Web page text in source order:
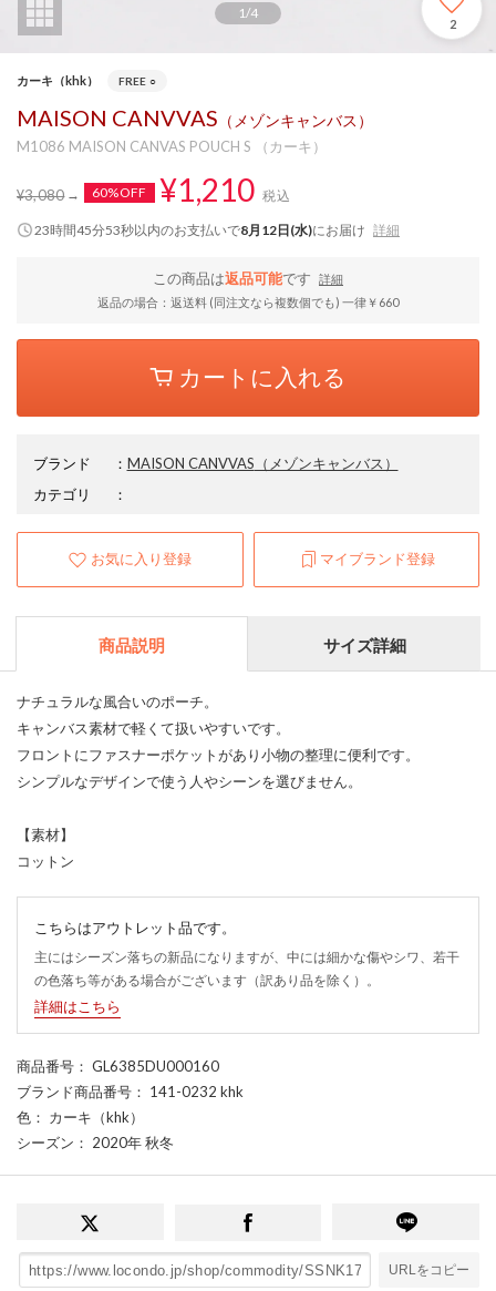
1/4
2
カーキ（khk） FREE ○
MAISON CANVVAS （メゾンキャンバス）
M1086 MAISON CANVAS POUCH S （カーキ）
¥3,080 60%OFF ¥1,210 税込
23時間45分52秒以内のお支払いで8月12日(水)にお届け 詳細
この商品は返品可能です
詳細
返品の場合：返送料 (同注文なら複数個でも) 一律￥660
カートに入れる
ブランド ： MAISON CANVVAS （メゾンキャンバス）
カテゴリ
：
お気に入り登録 マイブランド登録
商品説明 サイズ詳細
ナチュラルな風合いのポーチ。
キャンバス素材で軽くて扱いやすいです。
フロントにファスナーポケットがあり小物の整理に便利です。
シンプルなデザインで使う人やシーンを選びません。
【素材】
コットン
こちらはアウトレット品です。
主にはシーズン落ちの新品になりますが、中には細かな傷やシワ、若干
の色落ち等がある場合がございます（訳あり品を除く）。
詳細はこちら
商品番号 ： GL6385DU000160
ブランド商品番号 ： 141-0232 khk
色 ： カーキ（khk）
シーズン ： 2020年 秋冬
URLをコピー